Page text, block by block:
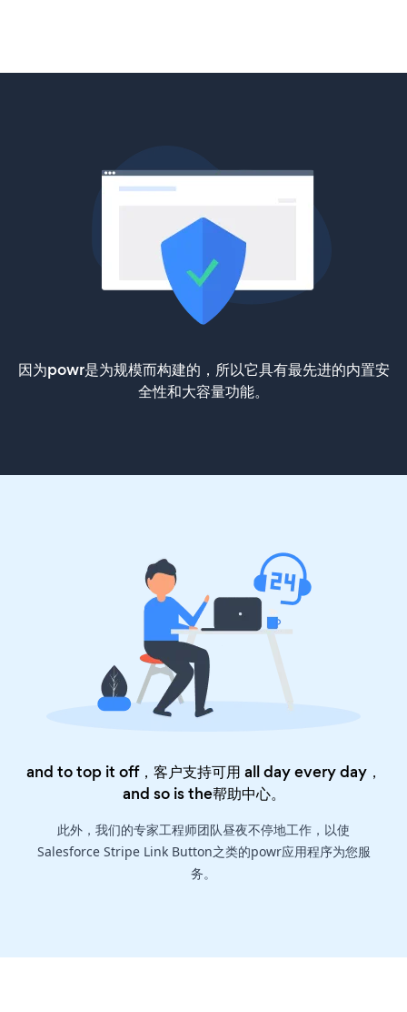
因为powr是为规模而构建的，所以它具有最先进的内置安
全性和大容量功能。
and to top it off，客户支持可用 all day every day，
and so is the帮助中心。
此外，我们的专家工程师团队昼夜不停地工作，以使
Salesforce Stripe Link Button之类的powr应用程序为您服
务。